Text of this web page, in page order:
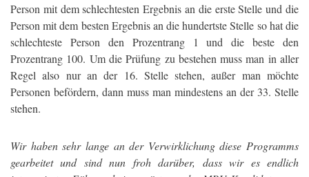
Person mit dem schlechtesten Ergebnis an die erste Stelle und die
Person mit dem besten Ergebnis an die hundertste Stelle so hat die
schlechteste Person den Prozentrang 1 und die beste den
Prozentrang 100. Um die Prüfung zu bestehen muss man in aller
Regel also nur an der 16. Stelle stehen, außer man möchte
Personen befördern, dann muss man mindestens an der 33. Stelle
stehen.
Wir haben sehr lange an der Verwirklichung diese Programms
gearbeitet und sind nun froh darüber, dass wir es endlich